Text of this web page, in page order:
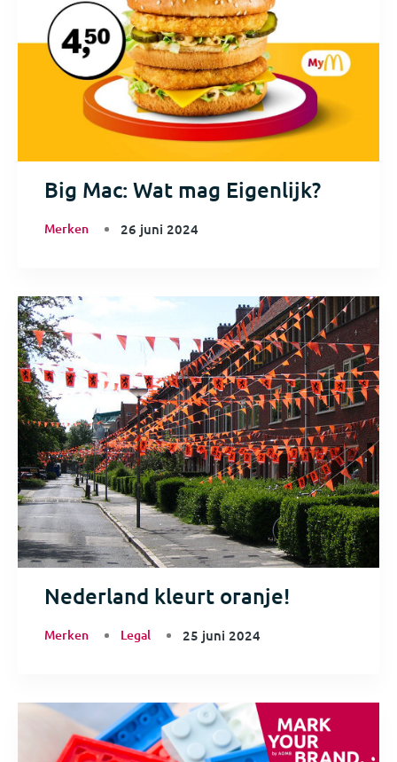
Big Mac: Wat mag Eigenlijk?
Merken 26 juni 2024
Nederland kleurt oranje!
Merken Legal 25 juni 2024